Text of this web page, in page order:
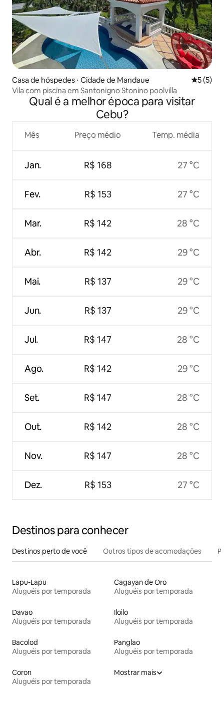
Casa de hóspedes ⋅ Cidade de Mandaue 5 de
5 (5)
Vila com piscina em Santonigno Stonino poolvilla
Qual é a melhor época para visitar
Cebu?
Mês
Jan.
Fev.
Mar.
Abr.
Mai.
Jun.
Jul.
Ago.
Set.
Out.
Nov.
Dez.
Preço médio
R$ 168
R$ 153
R$ 142
R$ 142
R$ 137
R$ 137
R$ 147
R$ 142
R$ 147
R$ 142
R$ 147
R$ 153
Temp. média
27 °C
27 °C
28 °C
29 °C
29 °C
29 °C
28 °C
29 °C
28 °C
28 °C
28 °C
27 °C
Destinos para conhecer
Destinos perto de você Outros tipos de acomodações
Lapu-Lapu
Aluguéis por temporada
Cagayan de Oro
Aluguéis por temporada
Davao
Aluguéis por temporada
Iloilo
Aluguéis por temporada
Bacolod
Aluguéis por temporada
Panglao
Aluguéis por temporada
Coron
Aluguéis por temporada
Mostrar mais